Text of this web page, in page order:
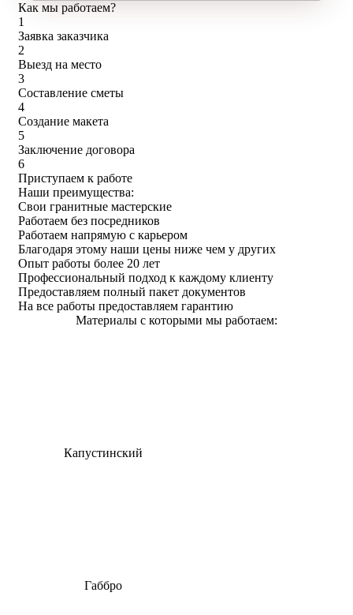
Как мы работаем?
1
Заявка заказчика
2
Выезд на место
3
Составление сметы
4
Создание макета
5
Заключение договора
6
Приступаем к работе
Наши преимущества:
Свои гранитные мастерские
Работаем без посредников
Работаем напрямую с карьером
Благодаря этому наши цены ниже чем у других
Опыт работы более 20 лет
Профессиональный подход к каждому клиенту
Предоставляем полный пакет документов
На все работы предоставляем гарантию
Материалы с которыми мы работаем:
Капустинский
Габбро